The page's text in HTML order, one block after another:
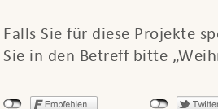
Falls Sie für diese Projekte
Sie in den Betreff bitte